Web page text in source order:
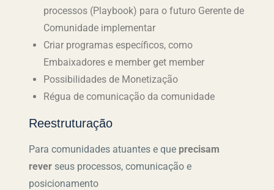
processos (Playbook) para o futuro Gerente de
Comunidade implementar
Criar programas específicos, como
Embaixadores e member get member
Possibilidades de Monetização
Régua de comunicação da comunidade
Reestruturação
Para comunidades atuantes e que precisam
rever seus processos, comunicação e
posicionamento